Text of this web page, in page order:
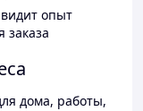
опыт
заказа
дома, работы,